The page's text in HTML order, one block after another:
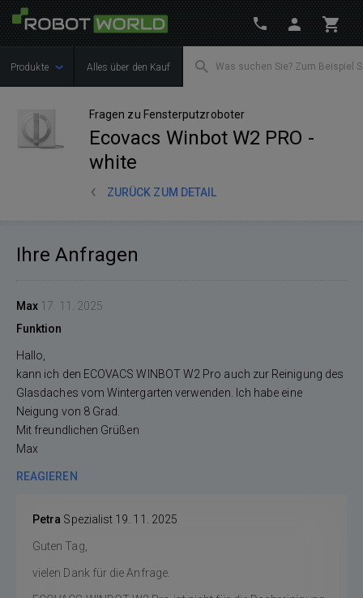
Produkte Alles über den Kauf
Fragen zu Fensterputzroboter
Ecovacs Winbot W2 PRO -
white
ZURÜCK ZUM DETAIL
Ihre Anfragen
Max 17. 11. 2025
Funktion
Hallo,
kann ich den ECOVACS WINBOT W2 Pro auch zur Reinigung des
Glasdaches vom Wintergarten verwenden. Ich habe eine
Neigung von 8 Grad.
Mit freundlichen Grüßen
Max
REAGIEREN
Petra Spezialist 19. 11. 2025
Guten Tag,
vielen Dank für die Anfrage.